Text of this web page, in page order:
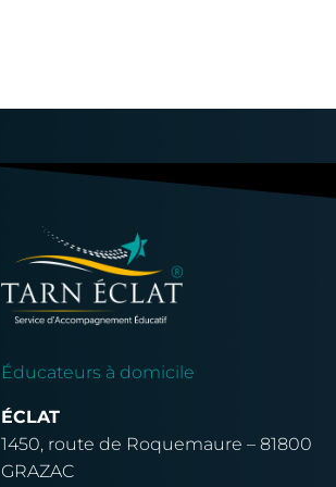
Éducateurs à domicile
ÉCLAT
1450, route de Roquemaure – 81800
GRAZAC